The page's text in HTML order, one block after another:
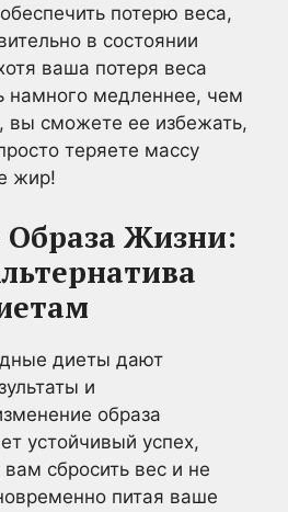
потерю веса,
в состоянии
ваша потеря веса
намного медленнее, чем
вы сможете ее избежать,
теряете массу
жир!
Жизни:
диеты дают
и
образа
устойчивый успех,
сбросить вес и не
питая ваше